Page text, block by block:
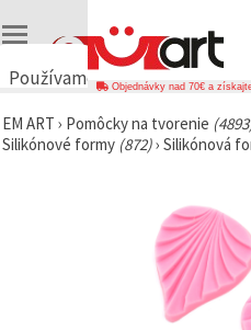
Používame
🍪
Používame
Objednávky nad 70€ a
EM ART › Pomôcky na tvorenie
Silikónové formy (872)› Silikónová